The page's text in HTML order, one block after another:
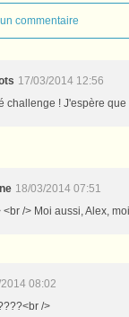
commentaire
17/03/2014 12:56
challenge ! J'espère
18/03/2014 07:51
<br /> Moi aussi, Alex,
08:02
/>